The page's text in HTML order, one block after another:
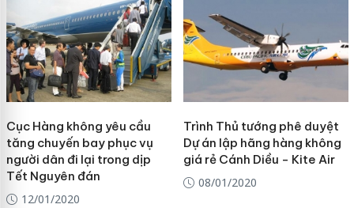
Cục Hàng không yêu cầu
tăng chuyến bay phục vụ
người dân đi lại trong dịp
Tết Nguyên đán
12/01/2020
Trình Thủ tướng phê duyệt
Dự án lập hãng hàng không
giá rẻ Cánh Diều - Kite Air
08/01/2020